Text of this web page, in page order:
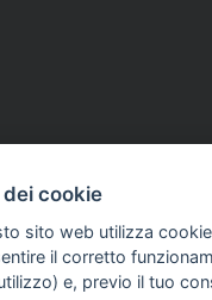
ed aventi la seguente natura:
e quant’altro) non
in fase di preacquisto i
dei cookie
sito web utilizza
il corretto
e, previo il tuo